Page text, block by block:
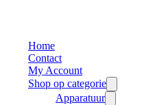
Home
Contact
My Account
Shop op categorie
Apparatuur